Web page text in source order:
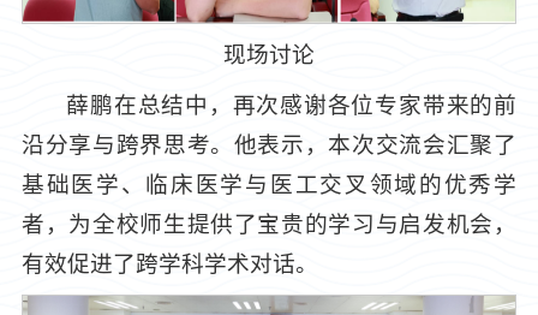
现场讨论
薛鹏在总结中，再次感谢各位专家带来的前
沿分享与跨界思考。他表示，本次交流会汇聚了
基础医学、临床医学与医工交叉领域的优秀学
者，为全校师生提供了宝贵的学习与启发机会，
有效促进了跨学科学术对话。